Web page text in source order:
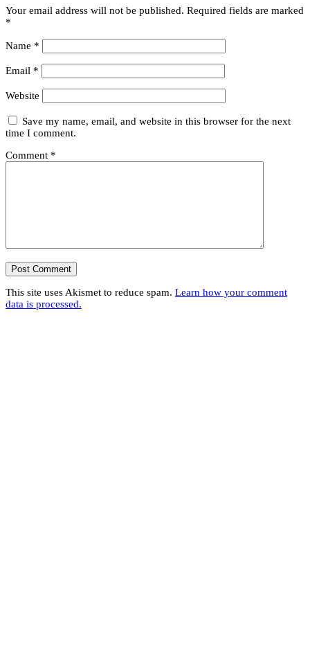
Your email address will not be published. Required fields are marked
*
Name *
Email *
Website
Save my name, email, and website in this browser for the next
time I comment.
Comment *
This site uses Akismet to reduce spam. Learn how your comment
data is processed.